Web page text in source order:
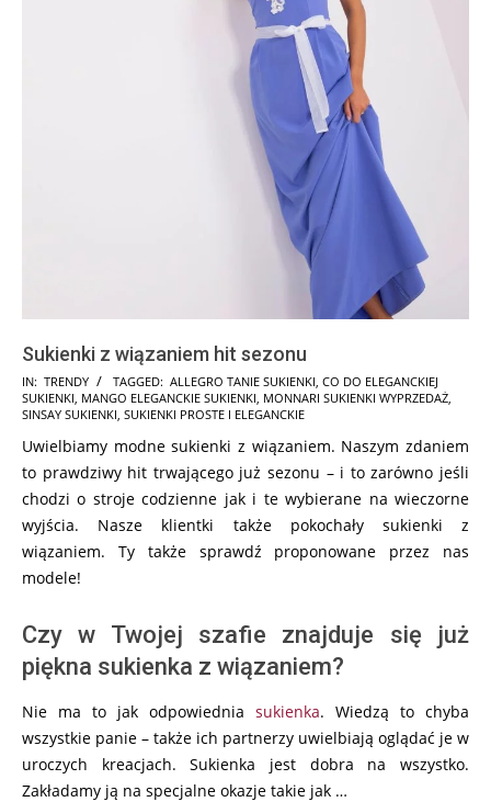
Sukienki z wiązaniem hit sezonu
2025-
09-
IN: TRENDY TAGGED: ALLEGRO TANIE SUKIENKI CO DO ELEGANCKIEJ
SUKIENKI MANGO ELEGANCKIE SUKIENKI MONNARI SUKIENKI WYPRZEDAŻ
SINSAY SUKIENKI SUKIENKI PROSTE I ELEGANCKIE
Uwielbiamy modne sukienki z wiązaniem. Naszym zdaniem
to prawdziwy hit trwającego już sezonu – i to zarówno jeśli
chodzi o stroje codzienne jak i te wybierane na wieczorne
wyjścia. Nasze klientki także pokochały sukienki z
wiązaniem. Ty także sprawdź proponowane przez nas
modele!
Czy w Twojej szafie znajduje się już
piękna sukienka z wiązaniem?
Nie ma to jak odpowiednia sukienka. Wiedzą to chyba
wszystkie panie – także ich partnerzy uwielbiają oglądać je w
uroczych kreacjach. Sukienka jest dobra na wszystko.
Zakładamy ją na specjalne okazje takie jak …